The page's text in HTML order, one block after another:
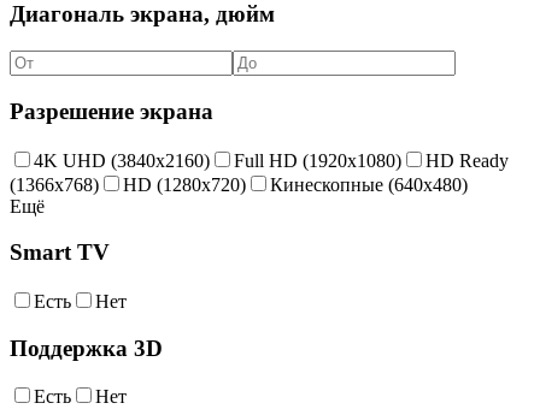
Диагональ экрана, дюйм
Разрешение экрана
4K UHD (3840x2160) Full HD (1920x1080)
HD Ready
(1366x768)
HD (1280x720)
Кинескопные (640x480)
Ещё
Smart TV
Есть Нет
Поддержка 3D
Есть Нет